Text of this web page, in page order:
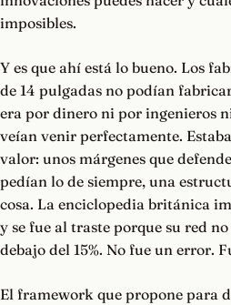
imposibles.
Y es que ahí está lo bueno. Los
de 14 pulgadas no podían
era por dinero ni por ingenieros
veían venir perfectamente.
valor: unos márgenes que
pedían lo de siempre, una
cosa. La enciclopedia británica
y se fue al traste porque su red
debajo del 15%. No fue un error.
El framework que propone para